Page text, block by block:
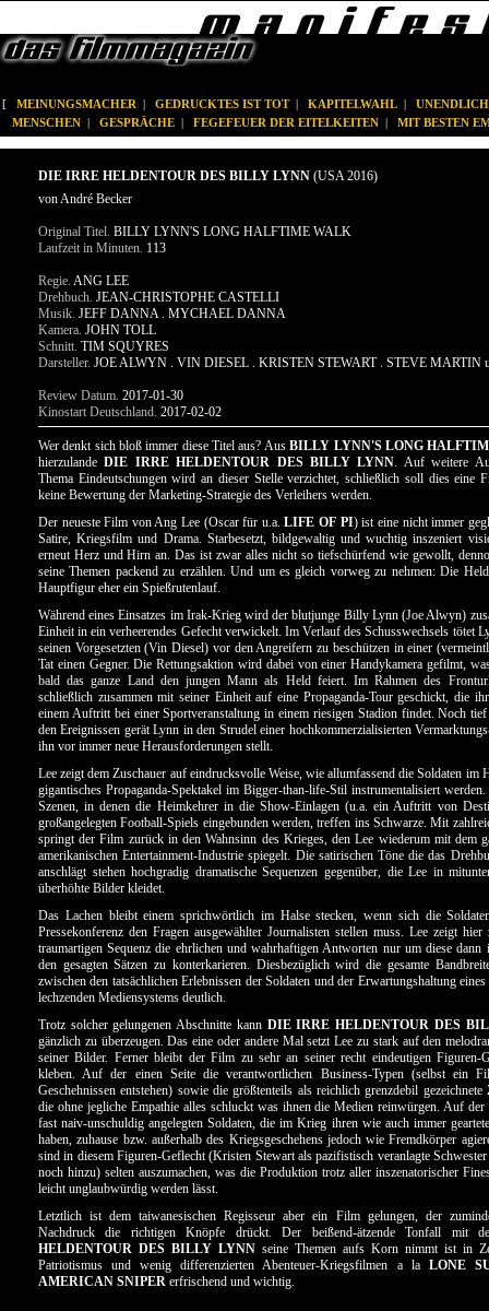
[ MEINUNGSMACHER | GEDRUCKTES IST TOT| KAPITELWAHL |
MENSCHEN | GESPRÄCHE | FEGEFEUER DER EITELKEITEN | MIT BESTEN
DIE IRRE HELDENTOUR DES BILLY LYNN (USA 2016)
von André Becker
Original Titel. BILLY LYNN'S LONG HALFTIME WALK
Laufzeit in Minuten. 113
Regie. ANG LEE
Drehbuch. JEAN-CHRISTOPHE CASTELLI
Musik. JEFF DANNA . MYCHAEL DANNA
Kamera. JOHN TOLL
Schnitt. TIM SQUYRES
Darsteller. JOE ALWYN . VIN DIESEL . KRISTEN STEWART . STEVE MARTIN
Review Datum. 2017-01-30
Kinostart Deutschland. 2017-02-02
Wer denkt sich bloß immer diese Titel aus? AusBILLY LYNN'S LONG
hierzulandeDIE IRRE HELDENTOUR DES BILLY LYNN. Auf weitere
Thema Eindeutschungen wird an dieser Stelle verzichtet, schließlich soll dies eine
keine Bewertung der Marketing-Strategie des Verleihers werden.
Der neueste Film von Ang Lee (Oscar für u.a.LIFE OF PI) ist eine nicht immer
Satire, Kriegsfilm und Drama. Starbesetzt, bildgewaltig und wuchtig inszeniert
erneut Herz und Hirn an. Das ist zwar alles nicht so tiefschürfend wie gewollt,
seine Themen packend zu erzählen. Und um es gleich vorweg zu nehmen: Die
Hauptfigur eher ein Spießrutenlauf.
Während eines Einsatzes im Irak-Krieg wird der blutjunge Billy Lynn (Joe Alwyn)
Einheit in ein verheerendes Gefecht verwickelt. Im Verlauf des Schusswechsels tötet
seinen Vorgesetzten (Vin Diesel) vor den Angreifern zu beschützen in einer
Tat einen Gegner. Die Rettungsaktion wird dabei von einer Handykamera gefilmt,
bald das ganze Land den jungen Mann als Held feiert. Im Rahmen des
schließlich zusammen mit seiner Einheit auf eine Propaganda-Tour geschickt, die
einem Auftritt bei einer Sportveranstaltung in einem riesigen Stadion findet. Noch
den Ereignissen gerät Lynn in den Strudel einer hochkommerzialisierten
ihn vor immer neue Herausforderungen stellt.
Lee zeigt dem Zuschauer auf eindrucksvolle Weise, wie allumfassend die Soldaten im
gigantisches Propaganda-Spektakel im Bigger-than-life-Stil instrumentalisiert werden.
Szenen, in denen die Heimkehrer in die Show-Einlagen (u.a. ein Auftritt von
großangelegten Football-Spiels eingebunden werden, treffen ins Schwarze. Mit
springt der Film zurück in den Wahnsinn des Krieges, den Lee wiederum mit dem
amerikanischen Entertainment-Industrie spiegelt. Die satirischen Töne die das
anschlägt stehen hochgradig dramatische Sequenzen gegenüber, die Lee in
überhöhte Bilder kleidet.
Das Lachen bleibt einem sprichwörtlich im Halse stecken, wenn sich die
Pressekonferenz den Fragen ausgewählter Journalisten stellen muss. Lee zeigt hier
traumartigen Sequenz die ehrlichen und wahrhaftigen Antworten nur um diese
den gesagten Sätzen zu konterkarieren. Diesbezüglich wird die gesamte
zwischen den tatsächlichen Erlebnissen der Soldaten und der Erwartungshaltung eines
lechzenden Mediensystems deutlich.
Trotz solcher gelungenen Abschnitte kann DIE IRRE HELDENTOUR DES
gänzlich zu überzeugen. Das eine oder andere Mal setzt Lee zu stark auf den
seiner Bilder. Ferner bleibt der Film zu sehr an seiner recht eindeutigen Figuren-
kleben. Auf der einen Seite die verantwortlichen Business-Typen (selbst ein
Geschehnissen entstehen) sowie die größtenteils als reichlich grenzdebil
die ohne jegliche Empathie alles schluckt was ihnen die Medien reinwürgen. Auf der
fast naiv-unschuldig angelegten Soldaten, die im Krieg ihren wie auch immer
haben, zuhause bzw. außerhalb des Kriegsgeschehens jedoch wie Fremdkörper
sind in diesem Figuren-Geflecht (Kristen Stewart als pazifistisch veranlagte
noch hinzu) selten auszumachen, was die Produktion trotz aller inszenatorischer
leicht unglaubwürdig werden lässt.
Letztlich ist dem taiwanesischen Regisseur aber ein Film gelungen, der
Nachdruck die richtigen Knöpfe drückt. Der beißend-ätzende Tonfall mit
HELDENTOUR DES BILLY LYNN seine Themen aufs Korn nimmt ist in
Patriotismus und wenig differenzierten Abenteuer-Kriegsfilmen a la LONE
AMERICAN SNIPER erfrischend und wichtig.